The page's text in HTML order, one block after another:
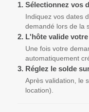
1. Sélectionnez vos
Indiquez vos dates
demandé lors de la
2. L'hôte valide
Une fois votre
automatiquement
3. Réglez le solde
Après validation, le
location).